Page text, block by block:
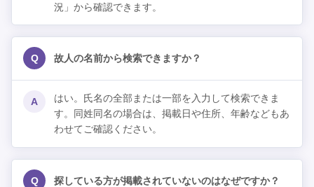
況」から確認できます。
Q 故人の名前から検索できますか？
A
はい。氏名の全部または一部を入力して検索できま
す。同姓同名の場合は、掲載日や住所、年齢などもあ
わせてご確認ください。
Q 探している方が掲載されていないのはなぜですか？